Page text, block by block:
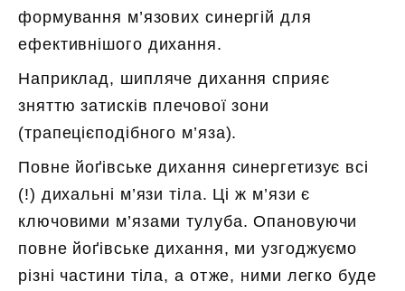
формування м’язових синергій для
ефективнішого дихання.
Наприклад, шипляче дихання сприяє
зняттю затисків плечової зони
(трапецієподібного м’яза).
Повне йоґівське дихання синергетизує всі
(!) дихальні м’язи тіла. Ці ж м’язи є
ключовими м’язами тулуба. Опановуючи
повне йоґівське дихання, ми узгоджуємо
різні частини тіла, а отже, ними легко буде